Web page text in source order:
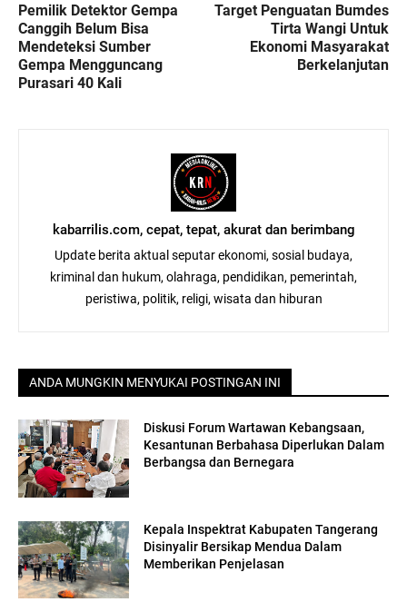
Pemilik Detektor Gempa
Canggih Belum Bisa
Mendeteksi Sumber
Gempa Mengguncang
Purasari 40 Kali
Target Penguatan Bumdes
Tirta Wangi Untuk
Ekonomi Masyarakat
Berkelanjutan
kabarrilis.com, cepat, tepat, akurat dan berimbang
Update berita aktual seputar ekonomi, sosial budaya,
kriminal dan hukum, olahraga, pendidikan, pemerintah,
peristiwa, politik, religi, wisata dan hiburan
ANDA MUNGKIN MENYUKAI POSTINGAN INI
Diskusi Forum Wartawan Kebangsaan,
Kesantunan Berbahasa Diperlukan Dalam
Berbangsa dan Bernegara
Kepala Inspektrat Kabupaten Tangerang
Disinyalir Bersikap Mendua Dalam
Memberikan Penjelasan